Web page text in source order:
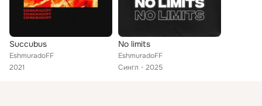
Succubus
EshmuradoFF
2021
No limits
EshmuradoFF
Сингл
2025